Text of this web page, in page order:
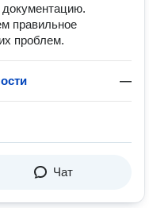
правильное
проблем.
—
Чат